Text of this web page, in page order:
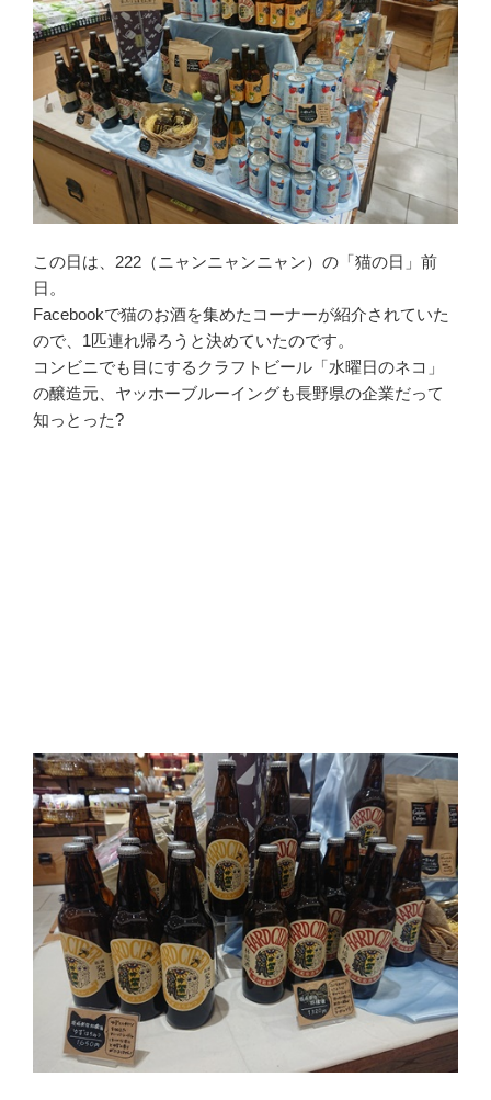
この日は、222（ニャンニャンニャン）の「猫の日」前
日。
Facebookで猫のお酒を集めたコーナーが紹介されていた
ので、1匹連れ帰ろうと決めていたのです。
コンビニでも目にするクラフトビール「水曜日のネコ」
の醸造元、ヤッホーブルーイングも長野県の企業だって
知っとった?